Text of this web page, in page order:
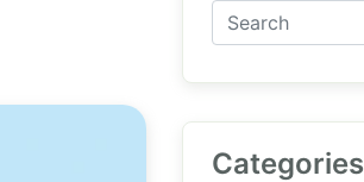
Categories